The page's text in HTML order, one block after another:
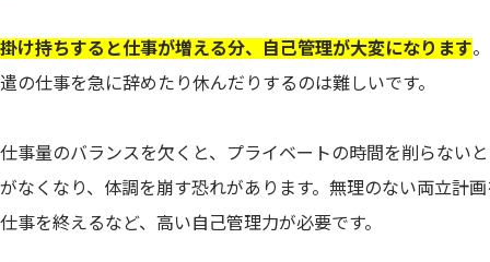
掛け持ちすると仕事が増える分、自己管理が大変になります
遣の仕事を急に辞めたり休んだりするのは難しいです。
仕事量のバランスを欠くと、プライベートの時間を削らない
がなくなり、体調を崩す恐れがあります。無理のない両立計
仕事を終えるなど、高い自己管理力が必要です。